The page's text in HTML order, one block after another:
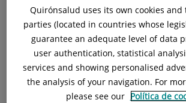
Cirugía Pediátrica,
Pediatría y sus Áreas
Hospital Universitari General de
Quirónsalud uses its own cookies
parties (located in countries whose
guarantee an adequate level of data
user authentication, statistical
services and showing personalised
the analysis of your navigation. For
please see our Política de